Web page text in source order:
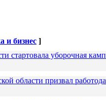
и бизнес ]
стартовала уборочная
области призвал